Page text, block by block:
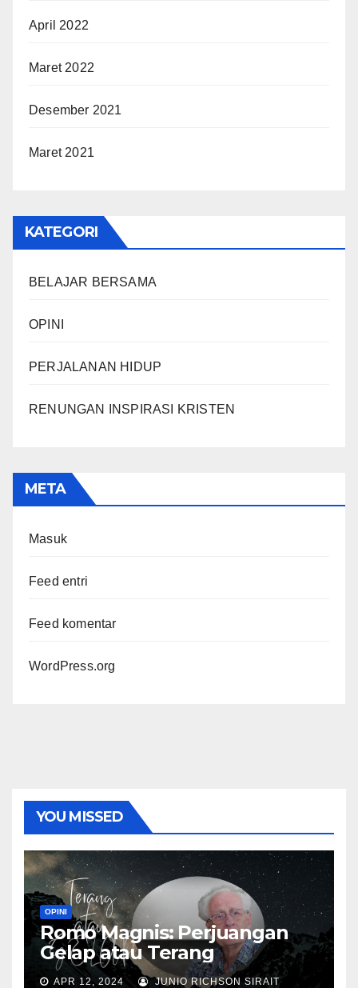
April 2022
Maret 2022
Desember 2021
Maret 2021
KATEGORI
BELAJAR BERSAMA
OPINI
PERJALANAN HIDUP
RENUNGAN INSPIRASI KRISTEN
META
Masuk
Feed entri
Feed komentar
WordPress.org
YOU MISSED
OPINI
Romo Magnis: Perjuangan
Gelap atau Terang
APR 12, 2024 JUNIO RICHSON SIRAIT